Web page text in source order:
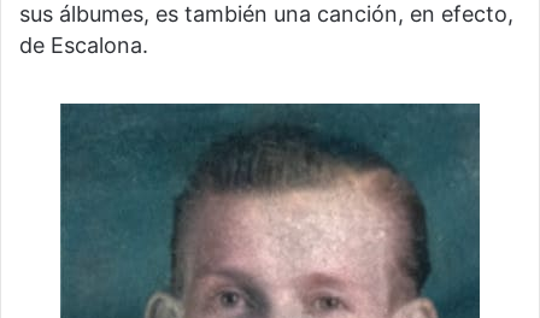
sus álbumes, es también una canción, en efecto,
de Escalona.